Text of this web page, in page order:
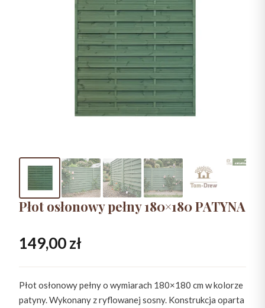
Płot osłonowy pełny 180×180 PATYNA
149,00zł
Płot osłonowy pełny o wymiarach 180×180 cm w kolorze
patyny. Wykonany z ryflowanej sosny. Konstrukcja oparta